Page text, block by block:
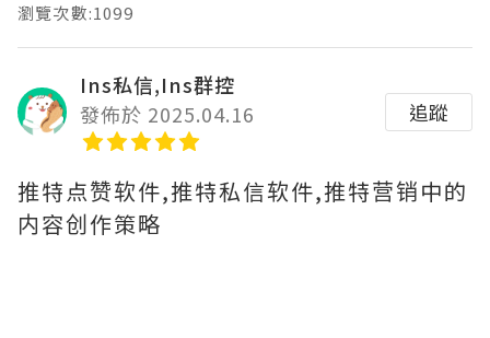
瀏覽次數:1099
Ins私信,Ins群控
發佈於 2025.04.16
追蹤
推特点赞软件,推特私信软件,推特营销中的
内容创作策略